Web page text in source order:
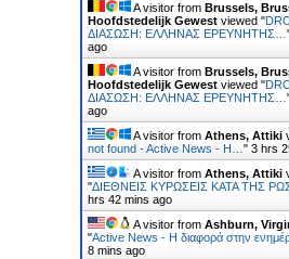
A visitor from Brussels,
Hoofdstedelijk Gewest viewed "
ΔΙΑΣΩΣΗ: ΕΛΛΗΝΑΣ ΕΡΕΥΝΗΤΗΣ…
ago
A visitor from Brussels,
Hoofdstedelijk Gewest viewed "
ΔΙΑΣΩΣΗ: ΕΛΛΗΝΑΣ ΕΡΕΥΝΗΤΗΣ…
ago
A visitor from Athens, Attiki
not found - Active News - Η… " 3 hrs
A visitor from Athens, Attiki
"ΔΙΕΘΝΕΙΣ ΚΥΡΩΣΕΙΣ ΚΑΤΑ ΤΗΣ
hrs 42 mins ago
A visitor from Ashburn,
"Active News - Η διαφορά στην
8 mins ago